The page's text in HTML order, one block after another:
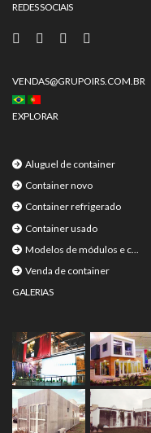
REDES SOCIAIS
VENDAS@GRUPOIRS.COM.BR
EXPLORAR
Aluguel de container
Container novo
Container refrigerado
Container usado
Modelos de módulos e c...
Venda de container
GALERIAS